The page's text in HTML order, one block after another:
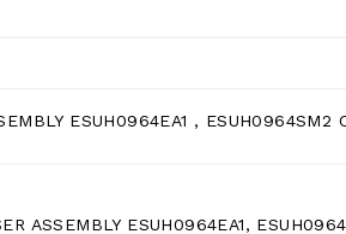
ESUH0964EA1 , ESUH0964SM2
ASSEMBLY ESUH0964EA1,